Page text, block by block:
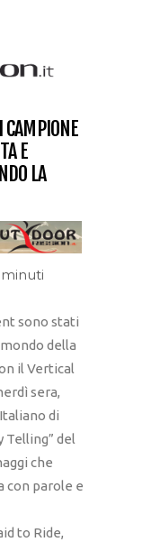
CAMPIONE
E
LA
sono stati
della
il Vertical
sera,
di
Telling” del
che
con parole e
to Ride,